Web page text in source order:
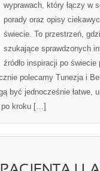
wyprawach, który łączy w
porady oraz opisy
świecie. To przestrzeń,
szukające sprawdzonych
źródło inspiracji po
polecamy Tunezja i
być jednocześnie łatwe,
po kroku […]